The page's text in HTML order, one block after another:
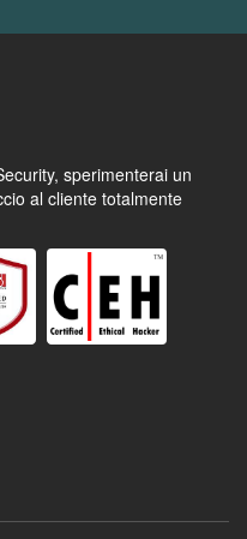
sperimenterai un
al cliente totalmente